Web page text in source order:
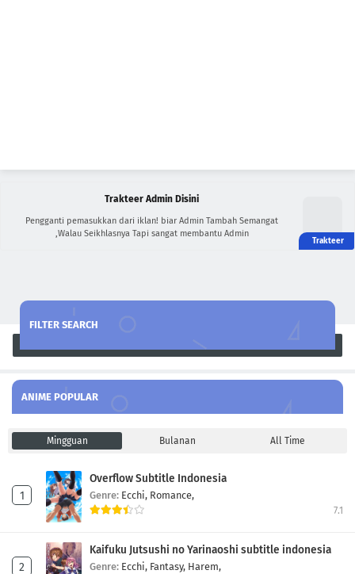
Trakteer Admin Disini
Pengganti pemasukkan dari iklan! biar Admin Tambah Semangat
,Walau Seikhlasnya Tapi sangat membantu Admin
FILTER SEARCH
ANIME POPULAR
Mingguan Bulanan All Time
Overflow Subtitle Indonesia
Genre: Ecchi, Romance,
7.1
Kaifuku Jutsushi no Yarinaoshi subtitle indonesia
Genre: Ecchi, Fantasy, Harem,